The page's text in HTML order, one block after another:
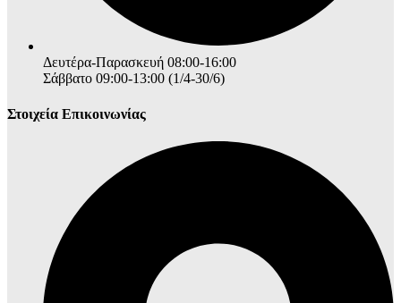
Δευτέρα-Παρασκευή 08:00-16:00
Σάββατο 09:00-13:00 (1/4-30/6)
Στοιχεία Επικοινωνίας